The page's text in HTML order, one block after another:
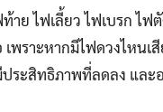
าย ไฟเลี้ยว ไฟเบรก ไฟ
พราะหากมีไฟดวงไหนเ
ระสิทธิภาพที่ลดลง และอ